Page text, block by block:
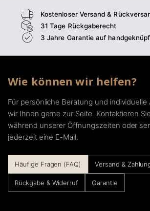
Kostenloser Versand &
31 Tage Rückgaberecht
3 Jahre Garantie auf
Wie können wir helfen?
Für persönliche Beratung und
wir Ihnen gerne zur Seite. Kontaktieren
während unserer Öffnungszeiten oder
jederzeit eine E-Mail.
Häufige Fragen (FAQ) Versand &
Rückgabe & Widerruf Garantie